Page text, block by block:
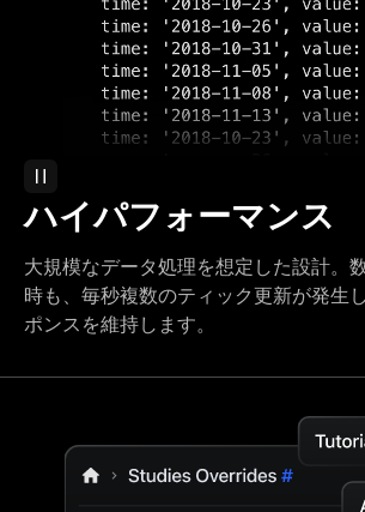
ハイパフォーマンス
大規模なデータ処理を想定した設計。
時も、毎秒複数のティック更新が発生
ポンスを維持します。